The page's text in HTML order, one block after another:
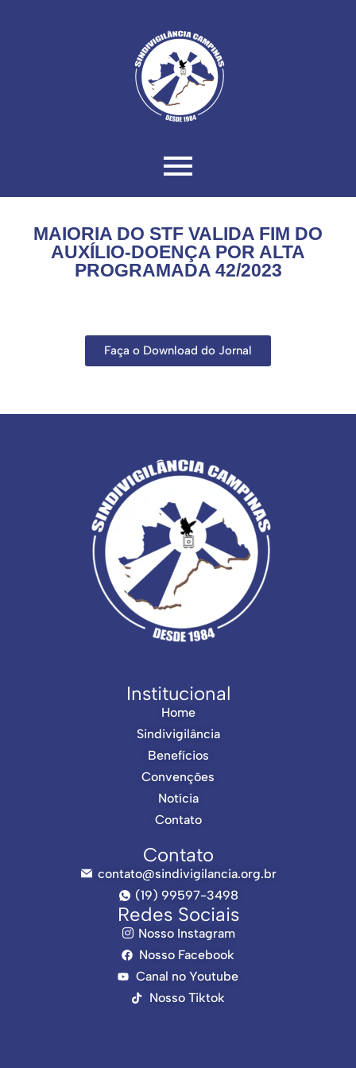
MAIORIA DO STF VALIDA FIM DO
AUXÍLIO-DOENÇA POR ALTA
PROGRAMADA 42/2023
Faça o Download do Jornal
Institucional
Home
Sindivigilância
Benefícios
Convenções
Notícia
Contato
Contato
contato@sindivigilancia.org.br
(19) 99597-3498
Redes Sociais
Nosso Instagram
Nosso Facebook
Canal no Youtube
Nosso Tiktok